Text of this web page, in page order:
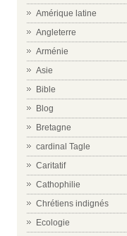
Amérique latine
Angleterre
Arménie
Asie
Bible
Blog
Bretagne
cardinal Tagle
Caritatif
Cathophilie
Chrétiens indignés
Ecologie